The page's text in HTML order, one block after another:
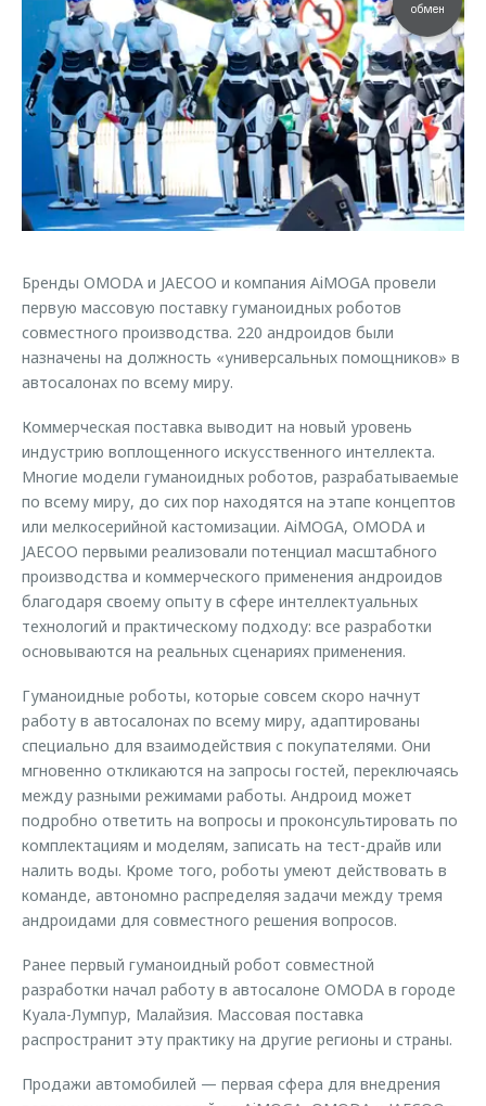
Страхование
Кредитный калькулятор
Аксессуары
Одежда и сувениры
Оригинальные аксессуары
Запчасти
Калькулятор трейд-ин
Клиентская поддержка
O&J Автоклуб
Клуб владельцев OMODA
Приложение O&J
Аксессуары
Одежда и сувениры
Запчасти
Обратная связь
Бренды OMODA и JAECOO и компания AiMOGA провели
первую массовую поставку гуманоидных роботов
совместного производства. 220 андроидов были
назначены на должность «универсальных помощников» в
автосалонах по всему миру.
Коммерческая поставка выводит на новый уровень
индустрию воплощенного искусственного интеллекта.
Многие модели гуманоидных роботов, разрабатываемые
по всему миру, до сих пор находятся на этапе концептов
или мелкосерийной кастомизации. AiMOGA, OMODA и
JAECOO первыми реализовали потенциал масштабного
производства и коммерческого применения андроидов
благодаря своему опыту в сфере интеллектуальных
технологий и практическому подходу: все разработки
основываются на реальных сценариях применения.
Гуманоидные роботы, которые совсем скоро начнут
работу в автосалонах по всему миру, адаптированы
специально для взаимодействия с покупателями. Они
мгновенно откликаются на запросы гостей, переключаясь
между разными режимами работы. Андроид может
подробно ответить на вопросы и проконсультировать по
комплектациям и моделям, записать на тест-драйв или
налить воды. Кроме того, роботы умеют действовать в
команде, автономно распределяя задачи между тремя
андроидами для совместного решения вопросов.
Ранее первый гуманоидный робот совместной
разработки начал работу в автосалоне OMODA в городе
Куала-Лумпур, Малайзия. Массовая поставка
распространит эту практику на другие регионы и страны.
Продажи автомобилей — первая сфера для внедрения
обмен